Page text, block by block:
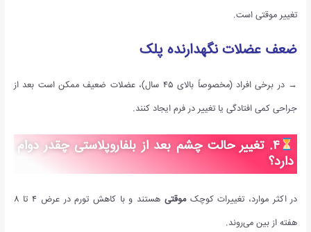
تغییر موقتی است.
ضعف عضلات نگهدارنده پلک
→ در برخی افراد (مخصوصاً بالای ۴۵ سال)، عضلات ضعیف ممکن است بعد از
جراحی کمی افتادگی یا تغییر در فرم ایجاد کنند.
۴. تغییر حالت چشم بعد از بلفاروپلاستی چقدر دوام
دارد؟
در اکثر موارد، تغییرات کوچک موقتی
هستند و با کاهش تورم در عرض ۴ تا ۸
هفته از بین می‌روند.